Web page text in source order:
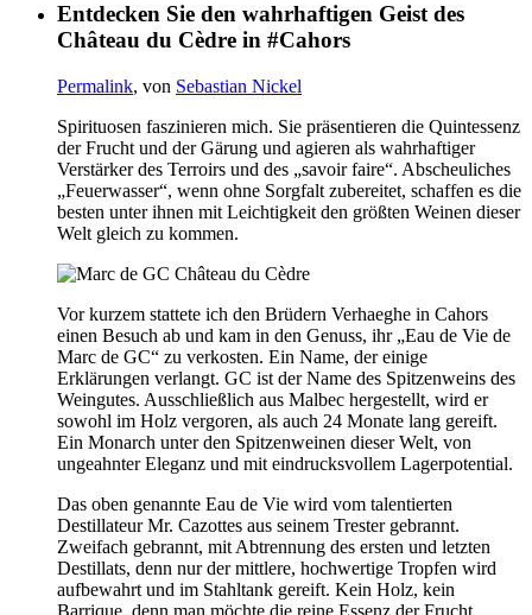
Entdecken Sie den wahrhaftigen Geist des
Château du Cèdre in #Cahors
Permalink, von Sebastian Nickel
Spirituosen faszinieren mich. Sie präsentieren die Quintessenz
der Frucht und der Gärung und agieren als wahrhaftiger
Verstärker des Terroirs und des „savoir faire“. Abscheuliches
„Feuerwasser“, wenn ohne Sorgfalt zubereitet, schaffen es die
besten unter ihnen mit Leichtigkeit den größten Weinen dieser
Welt gleich zu kommen.
Vor kurzem stattete ich den Brüdern Verhaeghe in Cahors
einen Besuch ab und kam in den Genuss, ihr „Eau de Vie de
Marc de GC“ zu verkosten. Ein Name, der einige
Erklärungen verlangt. GC ist der Name des Spitzenweins des
Weingutes. Ausschließlich aus Malbec hergestellt, wird er
sowohl im Holz vergoren, als auch 24 Monate lang gereift.
Ein Monarch unter den Spitzenweinen dieser Welt, von
ungeahnter Eleganz und mit eindrucksvollem Lagerpotential.
Das oben genannte Eau de Vie wird vom talentierten
Destillateur Mr. Cazottes aus seinem Trester gebrannt.
Zweifach gebrannt, mit Abtrennung des ersten und letzten
Destillats, denn nur der mittlere, hochwertige Tropfen wird
aufbewahrt und im Stahltank gereift. Kein Holz, kein
Barrique, denn man möchte die reine Essenz der Frucht